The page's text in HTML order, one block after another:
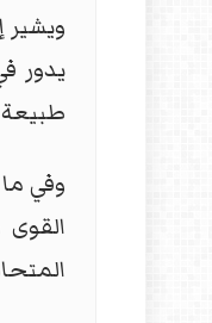
ويشير
يدور
طبيعة
وفي